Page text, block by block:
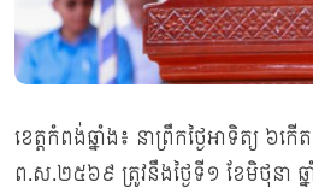
ខេត្តកំពង់ឆ្នាំង៖ នាព្រឹកថ្ងៃអាទិត្យ ៦ក
ព.ស.២៥៦៩ ត្រូវនឹងថ្ងៃទី១ ខែមិថុនា ឆ្